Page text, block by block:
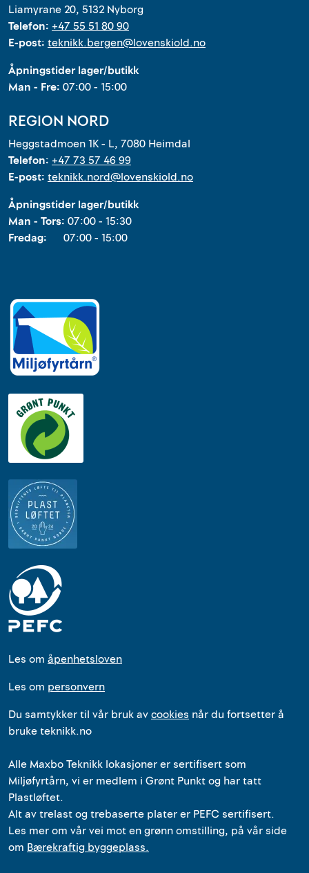
Liamyrane 20, 5132 Nyborg
Telefon: +47 55 51 80 90
E-post: teknikk.bergen@lovenskiold.no
Åpningstider lager/butikk
Man - Fre: 07:00 - 15:00
REGION NORD
Heggstadmoen 1K - L, 7080 Heimdal
Telefon: +47 73 57 46 99
E-post: teknikk.nord@lovenskiold.no
Åpningstider lager/butikk
Man - Tors: 07:00 - 15:30
Fredag: 07:00 - 15:00
Les om åpenhetsloven
Les om personvern
Du samtykker til vår bruk avcookies når du fortsetter å
bruke teknikk.no
Alle Maxbo Teknikk lokasjonerersertifisert som
Miljøfyrtårn, vi er medlem i Grønt Punkt og har tatt
Plastløftet.
Alt av trelast og trebaserte plater er PEFC sertifisert.
Les mer om vår vei mot en grønn omstilling, på vår side
om Bærekraftig byggeplass.